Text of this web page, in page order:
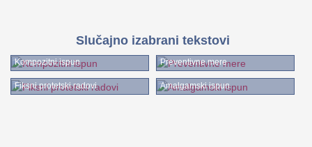
Slučajno izabrani tekstovi
Kompozitni ispun Preventivne mere
Fiksni protetski radovi Amalgamski ispun